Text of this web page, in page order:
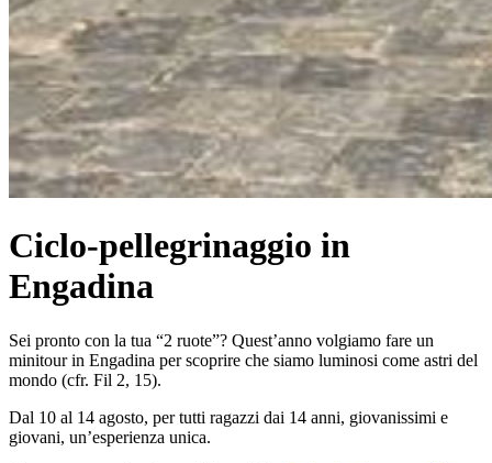
Ciclo-pellegrinaggio in
Engadina
Sei pronto con la tua “2 ruote”? Quest’anno volgiamo fare un
minitour in Engadina per scoprire che siamo luminosi come astri del
mondo (cfr. Fil 2, 15).
Dal 10 al 14 agosto, per tutti ragazzi dai 14 anni, giovanissimi e
giovani, un’esperienza unica.